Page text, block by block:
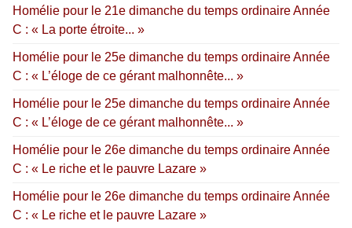
Homélie pour le 21e dimanche du temps ordinaire Année
C : « La porte étroite... »
Homélie pour le 25e dimanche du temps ordinaire Année
C : « L’éloge de ce gérant malhonnête... »
Homélie pour le 25e dimanche du temps ordinaire Année
C : « L’éloge de ce gérant malhonnête... »
Homélie pour le 26e dimanche du temps ordinaire Année
C : « Le riche et le pauvre Lazare »
Homélie pour le 26e dimanche du temps ordinaire Année
C : « Le riche et le pauvre Lazare »